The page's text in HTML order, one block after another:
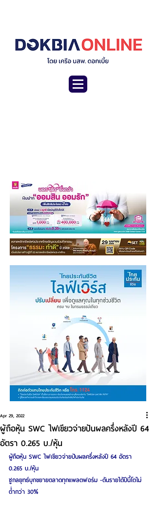
ผู้ถือหุ้น SWC ไฟเขียวจ่ายปันผลครึ่งหลังปี 64
อัตรา 0.265 บ./หุ้น
Apr 29, 2022
ผู้ถือหุ้น SWC ไฟเขียวจ่ายปันผลครึ่งหลังปี 64 อัตรา
0.265 บ./หุ้น
ชูกลยุทธ์บุกขยายตลาดทุกแพลตฟอร์ม -ดันรายได้ปีนี้โตไม่
ต่ำกว่า 30%